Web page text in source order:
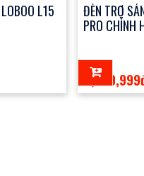
L15
ĐÈN TRỢ
PRO CHÍNH